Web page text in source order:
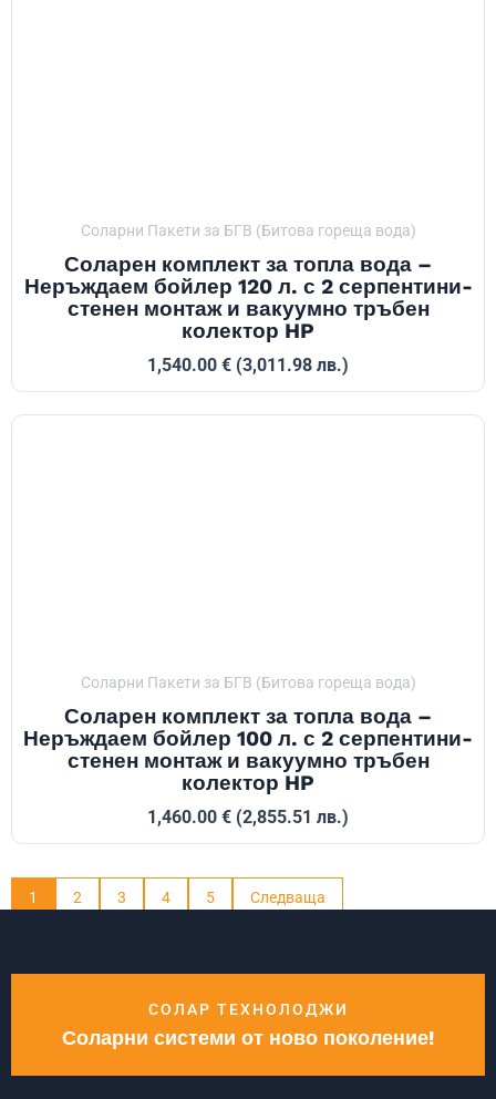
Соларни Пакети за БГВ (Битова гореща вода)
Соларен комплект за топла вода –
Неръждаем бойлер 120 л. с 2 серпентини-
стенен монтаж и вакуумно тръбен
колектор HP
1,540.00 € (3,011.98 лв.)
Соларни Пакети за БГВ (Битова гореща вода)
Соларен комплект за топла вода –
Неръждаем бойлер 100 л. с 2 серпентини-
стенен монтаж и вакуумно тръбен
колектор HP
1,460.00 € (2,855.51 лв.)
1 2 3 4 5 Следваща
СОЛАР ТЕХНОЛОДЖИ
Соларни системи от ново поколение!